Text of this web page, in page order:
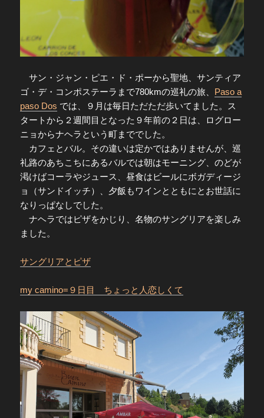
サン・ジャン・ピエ・ド・ポーから聖地、サンティア
ゴ・デ・コンポステーラまで780kmの巡礼の旅、 Paso a
paso Dos では、９月は毎日ただただ歩いてました。ス
タートから２週間目となった９年前の２日は、ログロー
ニョからナヘラという町まででした。
カフェとバル。その違いは定かではありませんが、巡
礼路のあちこちにあるバルでは朝はモーニング、のどが
渇けばコーラやジュース、昼食はビールにボガディージ
ョ（サンドイッチ）、夕飯もワインとともにとお世話に
なりっぱなしでした。
ナヘラではピザをかじり、名物のサングリアを楽しみ
ました。
サングリアとピザ
my camino=９日目 ちょっと人恋しくて